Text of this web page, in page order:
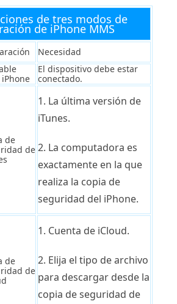
de tres modos de
de iPhone MMS
Necesidad
iPhone
El dispositivo debe estar
conectado.
de
de
1. La última versión de
iTunes.
2. La computadora es
exactamente en la que
realiza la copia de
seguridad del iPhone.
de
de
1. Cuenta de iCloud.
2. Elija el tipo de archivo
para descargar desde la
copia de seguridad de